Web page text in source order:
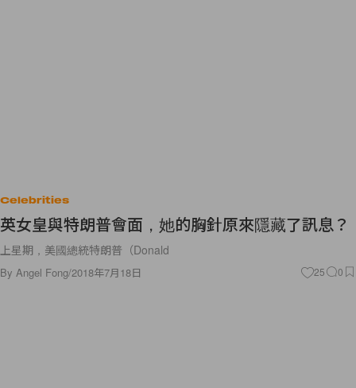
Celebrities
英女皇與特朗普會面，她的胸針原來隱藏了訊息？
上星期，美國總統特朗普（Donald
By Angel Fong/2018年7月18日 25 0